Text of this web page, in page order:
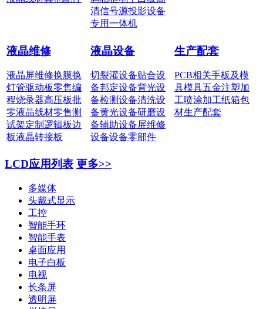
清信号源投影设备
专用一体机
液晶维修
液晶屏维修换膜换
灯管驱动板零售编
程烧录器高压板批
零液晶线材零售测
试架定制 逻辑板边
板液晶转接板
液晶设备
切裂灌设备贴合设
备邦定设备背光设
备检测设备清洗设
备黄光设备研磨设
备辅助设备屏维修
设备设备零部件
生产配套
PCB相关手板及模
具模具五金注塑加
工喷涂加工纸箱包
材生产配套
LCD应用列表 更多>>
多媒体
头戴式显示
工控
智能手环
智能手表
桌面应用
电子白板
电视
长条屏
透明屏